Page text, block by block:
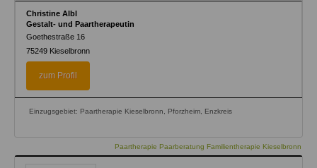
Christine Albl
Gestalt- und Paartherapeutin
Goethestraße 16
75249 Kieselbronn
zum Profil
Einzugsgebiet: Paartherapie Kieselbronn, Pforzheim, Enzkreis
Paartherapie Paarberatung Familientherapie Kieselbronn